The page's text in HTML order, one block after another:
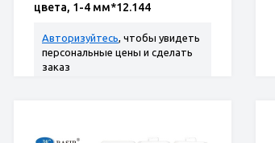
цвета, 1-4 мм*12.144
Авторизуйтесь, чтобы увидеть
персональные цены и сделать
заказ